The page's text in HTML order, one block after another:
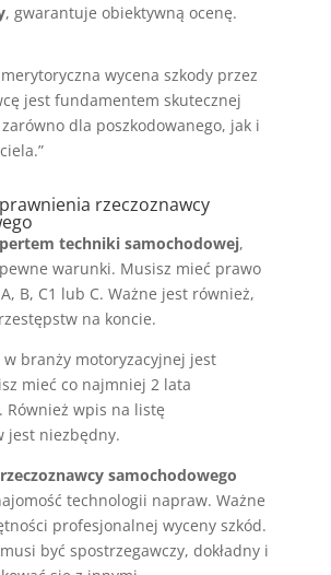
, gwarantuje obiektywną ocenę.
wycena szkody przez
jest fundamentem skutecznej
dla poszkodowanego, jak i
rzeczoznawcy
techniki samochodowej,
warunki. Musisz mieć prawo
B, C1 lub C. Ważne jest również,
na koncie.
w branży motoryzacyjnej jest
mieć co najmniej 2 lata
Również wpis na listę
jest niezbędny.
samochodowego
technologii napraw. Ważne
profesjonalnej wyceny szkód.
być spostrzegawczy, dokładny i